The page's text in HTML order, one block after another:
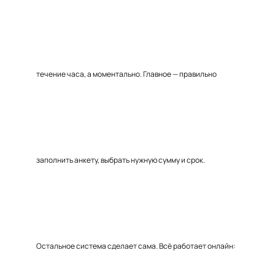
течение часа, а моментально. Главное — правильно
заполнить анкету, выбрать нужную сумму и срок.
Остальное система сделает сама. Всё работает онлайн: